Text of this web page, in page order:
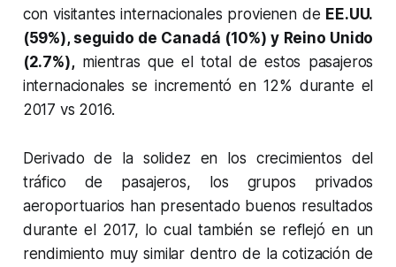
con visitantes internacionales provienen de EE.UU.
(59%), seguido de Canadá (10%) y Reino Unido
(2.7%),mientras que el total de estos pasajeros
internacionales se incrementó en 12% durante el
2017 vs 2016.
Derivado de la solidez en los crecimientos del
tráfico de pasajeros, los grupos privados
aeroportuarios han presentado buenos resultados
durante el 2017, lo cual también se reflejó en un
rendimiento muy similar dentro de la cotización de